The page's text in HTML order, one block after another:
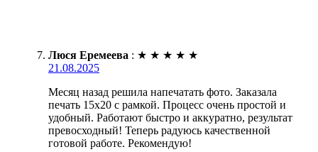
Люся Еремеева : ★ ★ ★ ★ ★
21.08.2025
Месяц назад решила напечатать фото. Заказала
печать 15х20 с рамкой. Процесс очень простой и
удобный. Работают быстро и аккуратно, результат
превосходный! Теперь радуюсь качественной
готовой работе. Рекомендую!